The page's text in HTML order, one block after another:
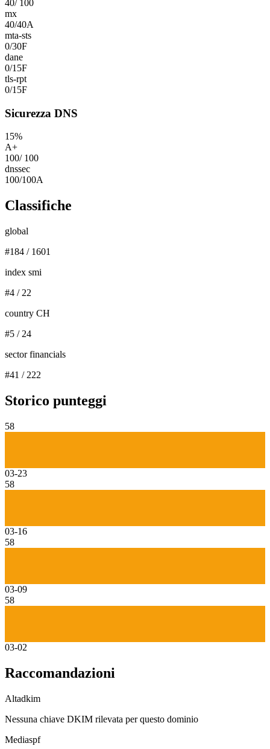
40/ 100
mx
40/40A
mta-sts
0/30F
dane
0/15F
tls-rpt
0/15F
Sicurezza DNS
15%
A+
100/ 100
dnssec
100/100A
Classifiche
global
#184 / 1601
index smi
#4 / 22
country CH
#5 / 24
sector financials
#41 / 222
Storico punteggi
58
03-23
58
03-16
58
03-09
58
03-02
Raccomandazioni
Altadkim
Nessuna chiave DKIM rilevata per questo dominio
Mediaspf